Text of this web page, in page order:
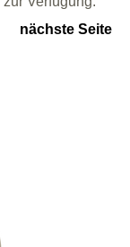
nächste Seite